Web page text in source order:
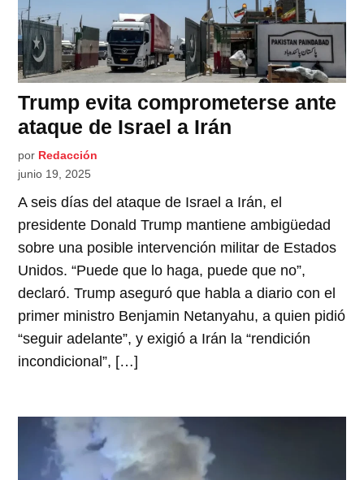
Trump evita comprometerse ante
ataque de Israel a Irán
por Redacción
junio 19, 2025
A seis días del ataque de Israel a Irán, el
presidente Donald Trump mantiene ambigüedad
sobre una posible intervención militar de Estados
Unidos. “Puede que lo haga, puede que no”,
declaró. Trump aseguró que habla a diario con el
primer ministro Benjamin Netanyahu, a quien pidió
“seguir adelante”, y exigió a Irán la “rendición
incondicional”, […]